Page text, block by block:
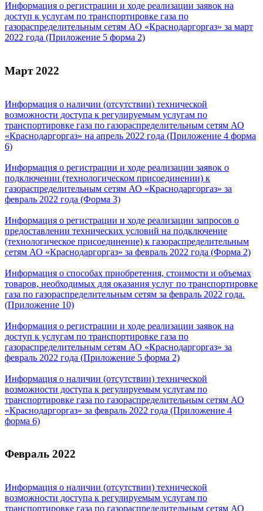
Информация о регистрации и ходе реализации заявок на
доступ к услугам по транспортировке газа по
газораспределительным сетям АО «Краснодаргоргаз» за март
2022 года (Приложение 5 форма 2)
Март 2022
Информация о наличии (отсутствии) технической
возможности доступа к регулируемым услугам по
транспортировке газа по газораспределительным сетям АО
«Краснодаргоргаз» на апрель 2022 года (Приложение 4 форма
6)
Информация о регистрации и ходе реализации заявок о
подключении (технологическом присоединении) к
газораспределительным сетям АО «Краснодаргоргаз» за
февраль 2022 года (Форма 3)
Информация о регистрации и ходе реализации запросов о
предоставлении технических условий на подключение
(технологическое присоединение) к газораспределительным
сетям АО «Краснодаргоргаз» за февраль 2022 года (Форма 2)
Информация о способах приобретения, стоимости и объемах
товаров, необходимых для оказания услуг по транспортировке
газа по газораспределительным сетям за февраль 2022 года.
(Приложение 10)
Информация о регистрации и ходе реализации заявок на
доступ к услугам по транспортировке газа по
газораспределительным сетям АО «Краснодаргоргаз» за
февраль 2022 года (Приложение 5 форма 2)
Информация о наличии (отсутствии) технической
возможности доступа к регулируемым услугам по
транспортировке газа по газораспределительным сетям АО
«Краснодаргоргаз» за февраль 2022 года (Приложение 4
форма 6)
Февраль 2022
Информация о наличии (отсутствии) технической
возможности доступа к регулируемым услугам по
транспортировке газа по газораспределительным сетям АО